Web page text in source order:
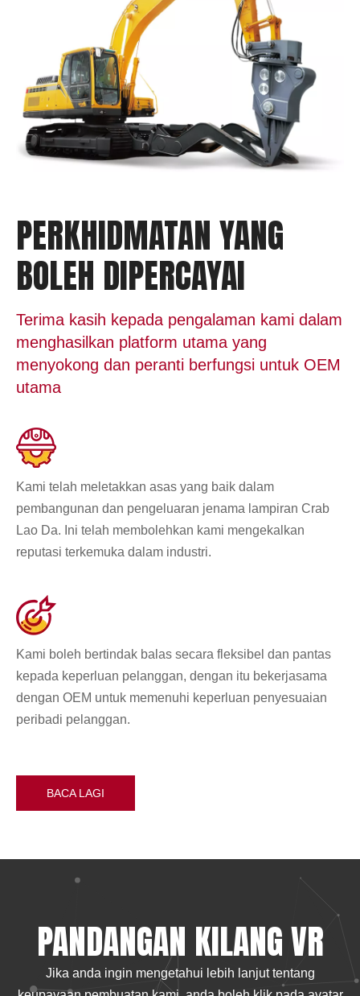
PERKHIDMATAN YANG
BOLEH DIPERCAYAI
Terima kasih kepada pengalaman kami dalam
menghasilkan platform utama yang
menyokong dan peranti berfungsi untuk OEM
utama
Kami telah meletakkan asas yang baik dalam
pembangunan dan pengeluaran jenama lampiran Crab
Lao Da. Ini telah membolehkan kami mengekalkan
reputasi terkemuka dalam industri.
Kami boleh bertindak balas secara fleksibel dan pantas
kepada keperluan pelanggan, dengan itu bekerjasama
dengan OEM untuk memenuhi keperluan penyesuaian
peribadi pelanggan.
BACA LAGI
PANDANGAN KILANG VR
Jika anda ingin mengetahui lebih lanjut tentang